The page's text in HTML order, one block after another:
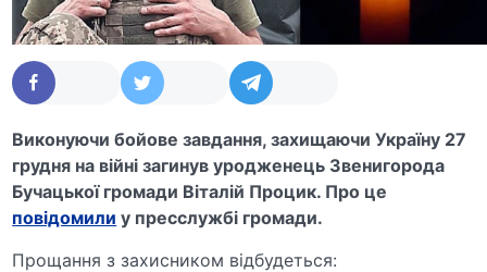
Виконуючи бойове завдання, захищаючи Україну 27
грудня на війні загинув уродженець Звенигорода
Бучацької громади Віталій Процик. Про це
повідомили у пресслужбі громади.
Прощання з захисником відбудеться: